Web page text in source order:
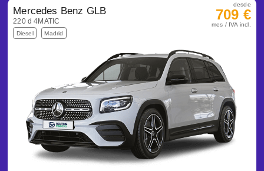
Mercedes Benz GLB
220 d 4MATIC
Diesel Madrid
desde
709 €
mes / IVA incl.